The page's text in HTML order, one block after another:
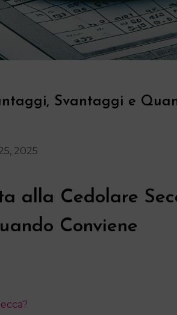
Svantaggi e
2025
alla Cedolare
Conviene